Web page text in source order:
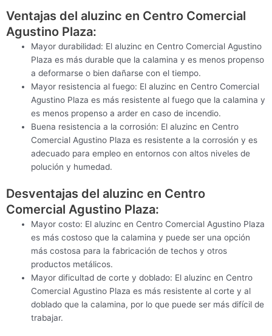
Ventajas del aluzinc en Centro Comercial
Agustino Plaza:
Mayor durabilidad: El aluzinc en Centro Comercial Agustino
Plaza es más durable que la calamina y es menos propenso
a deformarse o bien dañarse con el tiempo.
Mayor resistencia al fuego: El aluzinc en Centro Comercial
Agustino Plaza es más resistente al fuego que la calamina y
es menos propenso a arder en caso de incendio.
Buena resistencia a la corrosión: El aluzinc en Centro
Comercial Agustino Plaza es resistente a la corrosión y es
adecuado para empleo en entornos con altos niveles de
polución y humedad.
Desventajas del aluzinc en Centro
Comercial Agustino Plaza:
Mayor costo: El aluzinc en Centro Comercial Agustino Plaza
es más costoso que la calamina y puede ser una opción
más costosa para la fabricación de techos y otros
productos metálicos.
Mayor dificultad de corte y doblado: El aluzinc en Centro
Comercial Agustino Plaza es más resistente al corte y al
doblado que la calamina, por lo que puede ser más difícil de
trabajar.